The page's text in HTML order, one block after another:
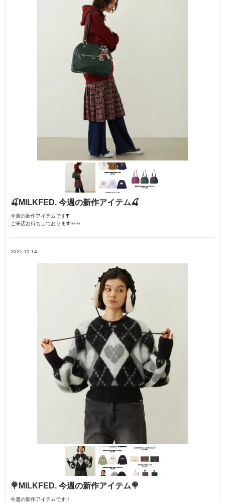
🍒MILKFED. 今週の新作アイテム🍒
今週の新作アイテムです❣️
ご来店お待ちしております🔆🔆
2025.11.14
🍭MILKFED. 今週の新作アイテム🍭
今週の新作アイテムです！